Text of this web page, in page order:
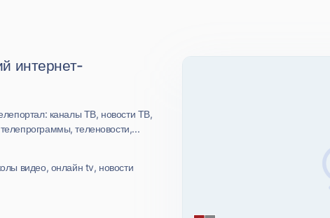
интернет-
каналы ТВ, новости ТВ,
теленовости,...
видео, онлайн tv, новости